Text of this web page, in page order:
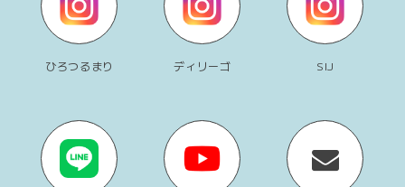
ひろつるまり ディリーゴ SIJ